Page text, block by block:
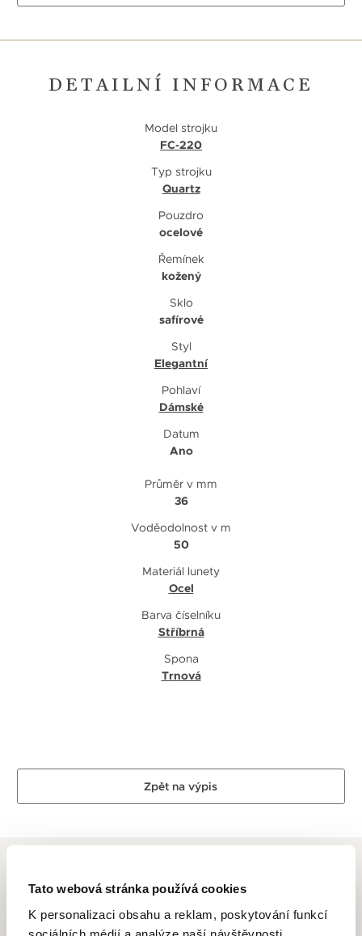
Tato webová stránka používá cookies
K personalizaci obsahu a reklam, poskytování funkcí
DETAILNÍ INFORMACE
Model strojku
FC-220
Typ strojku
Quartz
Pouzdro
ocelové
Řemínek
kožený
Sklo
safírové
Styl
Elegantní
Pohlaví
Dámské
Datum
Ano
Průměr v mm
36
Voděodolnost v m
50
Materiál lunety
Ocel
Barva číselníku
Stříbrná
Spona
Trnová
Zpět na výpis
FREDERIQUE CONSTANT